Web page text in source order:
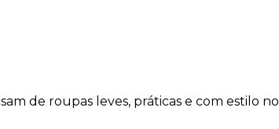
de roupas leves, práticas e com estilo no